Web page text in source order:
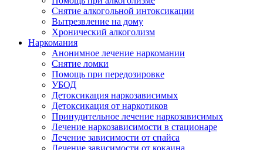
Снятие алкогольной интоксикации
Вытрезвление на дому
Хронический алкоголизм
Наркомания
Анонимное лечение наркомании
Снятие ломки
Помощь при передозировке
УБОД
Детоксикация наркозависимых
Детоксикация от наркотиков
Принудительное лечение наркозависимых
Лечение наркозависимости в стационаре
Лечение зависимости от спайса
Лечение зависимости от кокаина